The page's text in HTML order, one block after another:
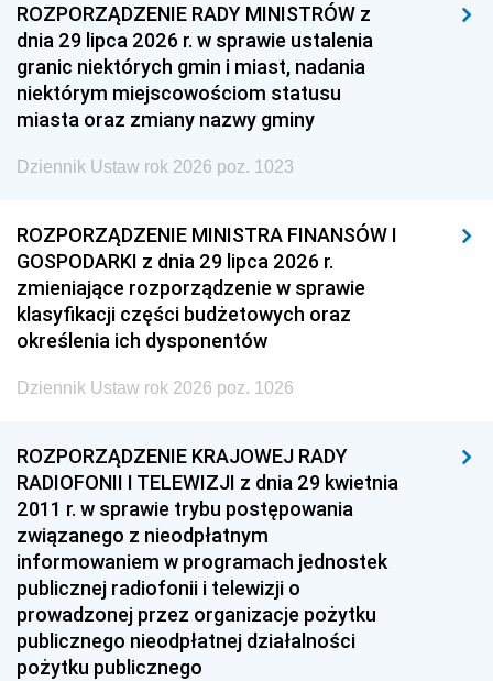
ROZPORZĄDZENIE RADY MINISTRÓW z
dnia 29 lipca 2026 r. w sprawie ustalenia
granic niektórych gmin i miast, nadania
niektórym miejscowościom statusu
miasta oraz zmiany nazwy gminy
Dziennik Ustaw rok 2026 poz. 1023
ROZPORZĄDZENIE MINISTRA FINANSÓW I
GOSPODARKI z dnia 29 lipca 2026 r.
zmieniające rozporządzenie w sprawie
klasyfikacji części budżetowych oraz
określenia ich dysponentów
Dziennik Ustaw rok 2026 poz. 1026
ROZPORZĄDZENIE KRAJOWEJ RADY
RADIOFONII I TELEWIZJI z dnia 29 kwietnia
2011 r. w sprawie trybu postępowania
związanego z nieodpłatnym
informowaniem w programach jednostek
publicznej radiofonii i telewizji o
prowadzonej przez organizacje pożytku
publicznego nieodpłatnej działalności
pożytku publicznego